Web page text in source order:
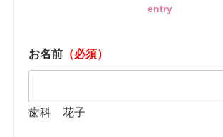
entry
お名前 （必須）
歯科 花子